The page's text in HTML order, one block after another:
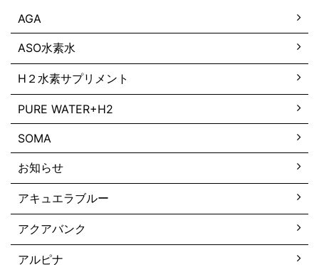
AGA
ASO水素水
H２水素サプリメント
PURE WATER+H2
SOMA
お知らせ
アキュエラブルー
アクアバンク
アルピナ